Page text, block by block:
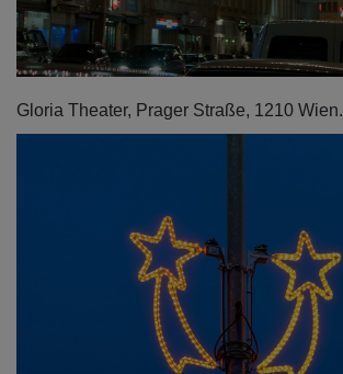
Gloria Theater, Prager Straße, 1210 Wien.